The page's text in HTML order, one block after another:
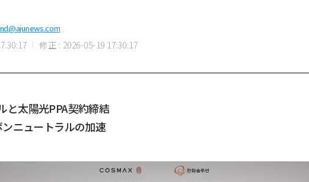
修正 : 2026-05-19 17:30:17
と太陽光PPA契約締結
ニュートラルの加速